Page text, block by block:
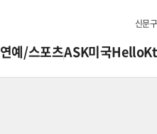
신문
연예/스포츠ASK미국